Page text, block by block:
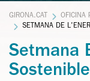
GIRONA.CAT OFICINA
SETMANA DE
Setmana